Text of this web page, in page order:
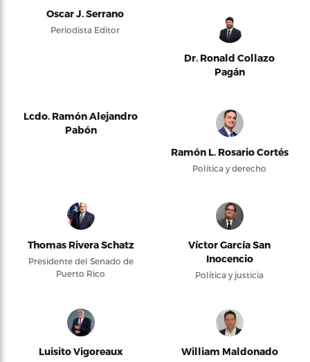
Oscar J. Serrano
Periodista Editor
Dr. Ronald Collazo
Pagán
Lcdo. Ramón Alejandro
Pabón
Ramón L. Rosario Cortés
Política y derecho
Thomas Rivera Schatz
Presidente del Senado de
Puerto Rico
Víctor García San
Inocencio
Política y justicia
Luisito Vigoreaux William Maldonado